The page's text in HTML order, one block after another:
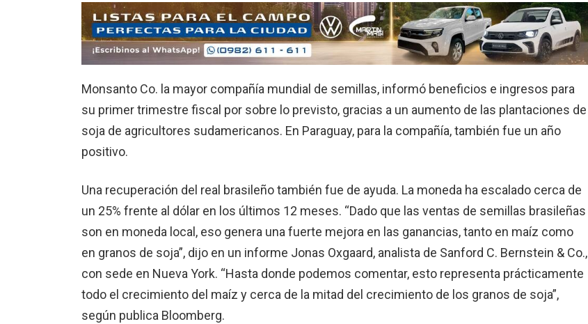
Monsanto Co. la mayor compañía mundial de se­millas, informó beneficios e ingresos para
su primer trimestre fiscal por sobre lo previsto, gracias a un au­mento de las plantaciones de
soja de agricultores sudamericanos. En Paraguay, para la compañía, también fue un año
positivo.
Una recuperación del real brasileño también fue de ayuda. La moneda ha esca­lado cerca de
un 25% frente al dólar en los últimos 12 meses. “Dado que las ventas de semillas brasileñas
son en moneda local, eso gene­ra una fuerte mejora en las ganancias, tanto en maíz como
en granos de soja”, dijo en un informe Jonas Oxgaard, analista de San­ford C. Bernstein & Co.,
con sede en Nueva York. “Hasta donde podemos comentar, esto representa práctica­mente
todo el crecimiento del maíz y cerca de la mitad del crecimiento de los gra­nos de soja”,
según publica Bloomberg.